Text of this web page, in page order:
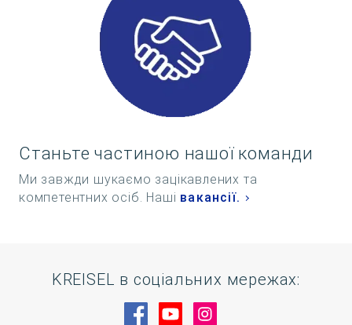
Станьте частиною нашої команди
Ми завжди шукаємо зацікавлених та
компетентних осіб. Наші вакансії.
KREISEL в соціальних мережах:
Відвідайте нас на Facebook
Відвідайте нас на